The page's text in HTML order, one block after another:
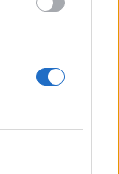
στο α'
ευρώ